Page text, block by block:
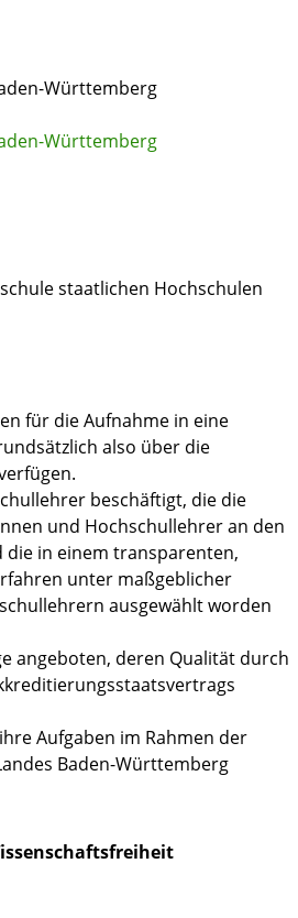
Württemberg
Württemberg
staatlichen Hochschulen
für die Aufnahme in eine
also über die
beschäftigt, die die
und Hochschullehrer an den
die in einem transparenten,
unter maßgeblicher
ausgewählt worden
angeboten, deren Qualität durch
Aufgaben im Rahmen der
Baden-Württemberg